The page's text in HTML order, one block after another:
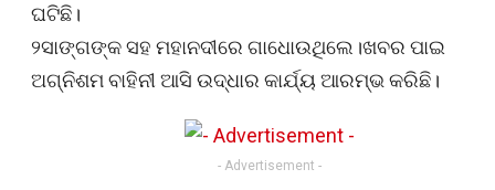
ଘଟିଛି।
୨ସାଙ୍ଗଙ୍କ ସହ ମହାନଦୀରେ ଗାଧୋଉଥିଲେ।ଖବର ପାଇ
ଅଗ୍ନିଶମ ବାହିନୀ ଆସି ଉଦ୍ଧାର କାର୍ଯ୍ୟ ଆରମ୍ଭ କରିଛି।
- Advertisement -